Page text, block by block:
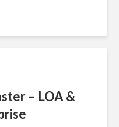
– LOA &